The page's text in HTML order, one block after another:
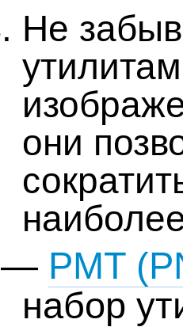
Не
они
— PMT
набор